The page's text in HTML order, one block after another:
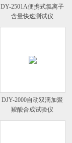
DY-2501A便携式氯离子
含量快速测试仪
DJY-2000自动双滴加聚
羧酸合成试验仪